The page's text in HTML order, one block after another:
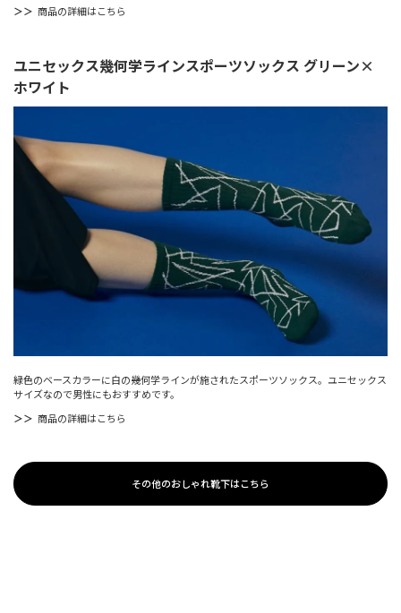
＞＞ 商品の詳細はこちら
ユニセックス幾何学ラインスポーツソックス グリーン×
ホワイト
緑色のベースカラーに白の幾何学ラインが施されたスポーツソックス。ユニセックス
サイズなので男性にもおすすめです。
＞＞ 商品の詳細はこちら
その他のおしゃれ靴下はこちら